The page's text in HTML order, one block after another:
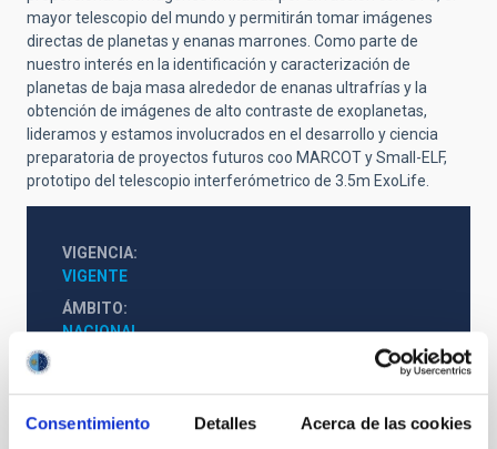
Consentimiento Detalles Acerca de las cookies
mayor telescopio del mundo y permitirán tomar imágenes
directas de planetas y enanas marrones. Como parte de
nuestro interés en la identificación y caracterización de
planetas de baja masa alrededor de enanas ultrafrías y la
obtención de imágenes de alto contraste de exoplanetas,
lideramos y estamos involucrados en el desarrollo y ciencia
preparatoria de proyectos futuros coo MARCOT y Small-ELF,
prototipo del telescopio interferómetrico de 3.5m ExoLife.
VIGENCIA
VIGENTE
ÁMBITO
NACIONAL
ESTADO